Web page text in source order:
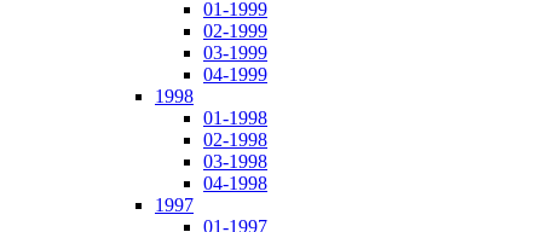
01-1999
02-1999
03-1999
04-1999
1998
01-1998
02-1998
03-1998
04-1998
1997
01-1997